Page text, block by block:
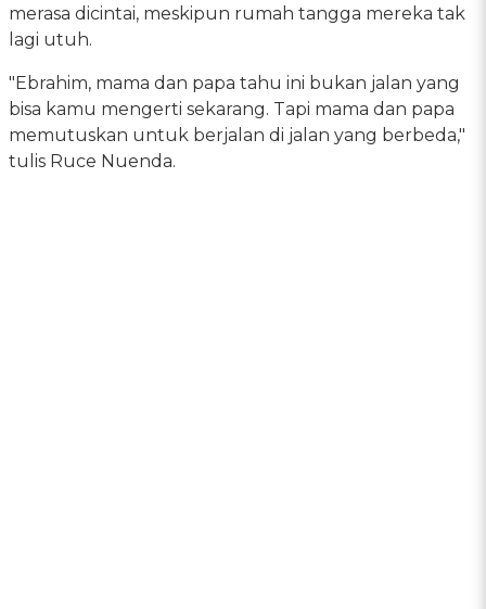
merasa dicintai, meskipun rumah tangga mereka tak
lagi utuh.
"Ebrahim, mama dan papa tahu ini bukan jalan yang
bisa kamu mengerti sekarang. Tapi mama dan papa
memutuskan untuk berjalan di jalan yang berbeda,"
tulis Ruce Nuenda.